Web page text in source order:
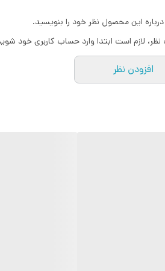
تنظیم زمان پخت
دیگ روکش نچسب
عایق حرارت
این محصول نظر خود را بنویسید.
نظر، لازم است ابتدا وارد حساب کاربری خود
افزودن نظر